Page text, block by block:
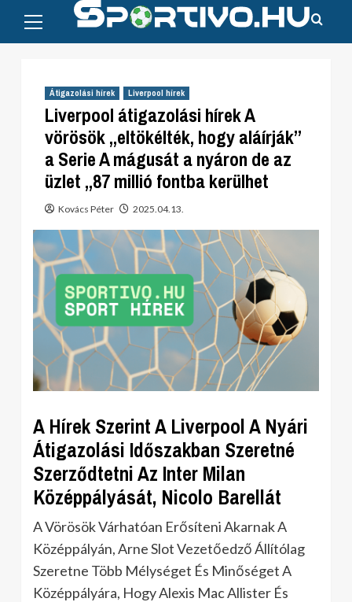
content
Menu
Átigazolási hírek Liverpool hírek
Liverpool átigazolási hírek A
vörösök „eltökélték, hogy aláírják”
a Serie A mágusát a nyáron de az
üzlet „87 millió fontba kerülhet
Kovács Péter 2025.04.13.
A Hírek Szerint A Liverpool A Nyári
Átigazolási Időszakban Szeretné
Szerződtetni Az Inter Milan
Középpályását, Nicolo Barellát
A Vörösök Várhatóan Erősíteni Akarnak A
Középpályán, Arne Slot Vezetőedző Állítólag
Szeretne Több Mélységet És Minőséget A
Középpályára, Hogy Alexis Mac Allister És